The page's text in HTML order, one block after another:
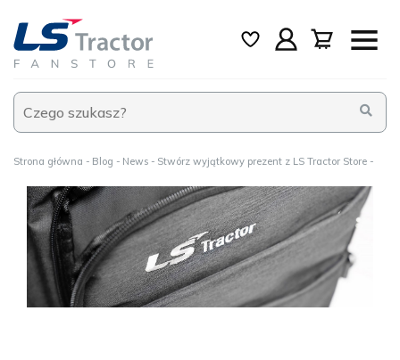
Strona główna Blog News Stwórz wyjątkowy prezent z LS Tractor Store